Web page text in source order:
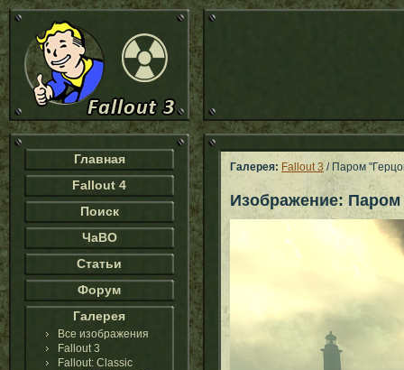
Главная
Fallout 4
Поиск
ЧаВО
Статьи
Форум
Галерея
Все изображения
Fallout 3
Fallout: Classic
Галерея: Fallout 3 / Паром
Изображение: